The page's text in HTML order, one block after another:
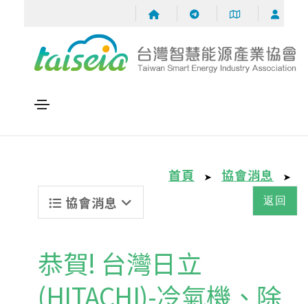
首頁 ➤ 協會消息 ➤
協會消息 返回
恭賀! 台灣日立
(HITACHI)-冷氣機、除